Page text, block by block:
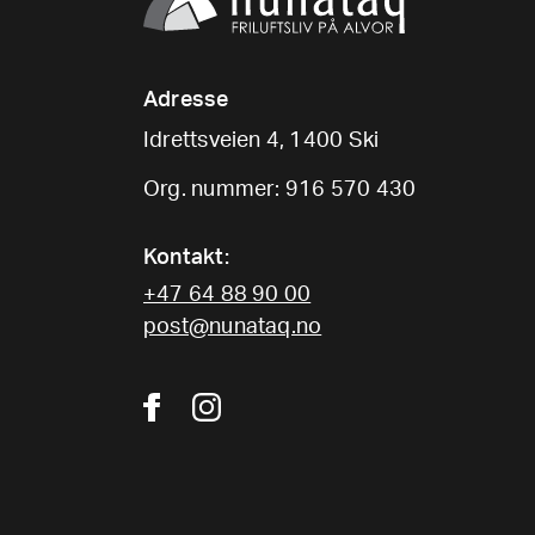
Adresse
Idrettsveien 4, 1400 Ski
Org. nummer: 916 570 430
Kontakt:
+47 64 88 90 00
post@nunataq.no